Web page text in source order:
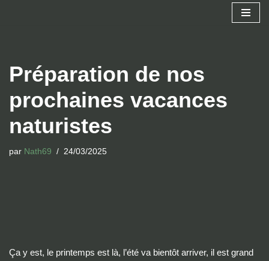
Préparation de nos
prochaines vacances
naturistes
par Nath69 24/03/2025
Ça y est, le printemps est là, l’été va bientôt arriver, il est grand